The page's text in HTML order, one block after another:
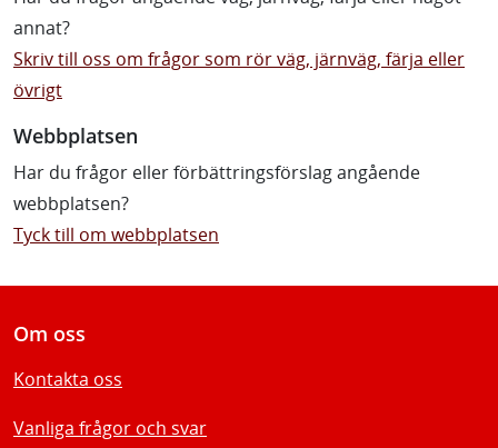
annat?
Skriv till oss om frågor som rör väg, järnväg, färja eller
övrigt
Webbplatsen
Har du frågor eller förbättringsförslag angående
webbplatsen?
Tyck till om webbplatsen
Om oss
Kontakta oss
Vanliga frågor och svar